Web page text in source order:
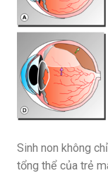
Sinh non không
tổng thể của trẻ